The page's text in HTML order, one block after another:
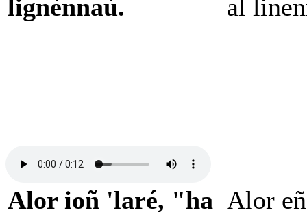
lignènnaù.
al
Alor ioñ 'laré, "ha Alor